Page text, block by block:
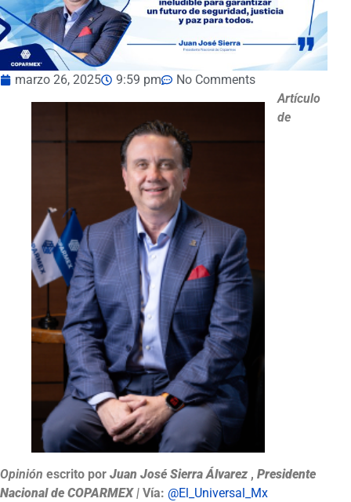
marzo 26, 2025 9:59 pm
No Comments
Artículo
de
Opinión escrito por Juan José Sierra Álvarez , Presidente
Nacional de COPARMEX| Vía: @El_Universal_Mx